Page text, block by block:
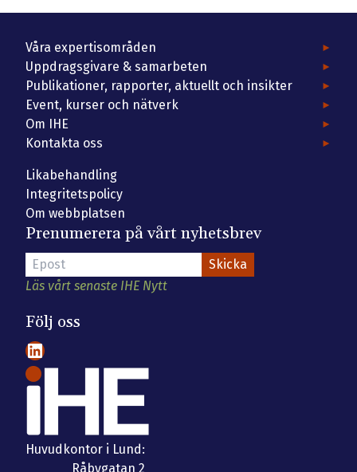
Våra expertisområden
Uppdragsgivare & samarbeten
Publikationer, rapporter, aktuellt och insikter
Event, kurser och nätverk
Om IHE
Kontakta oss
Likabehandling
Integritetspolicy
Om webbplatsen
Prenumerera på vårt nyhetsbrev
Läs vårt senaste IHE Nytt
Följ oss
LinkedIn
Huvudkontor i Lund:
Råbygatan 2